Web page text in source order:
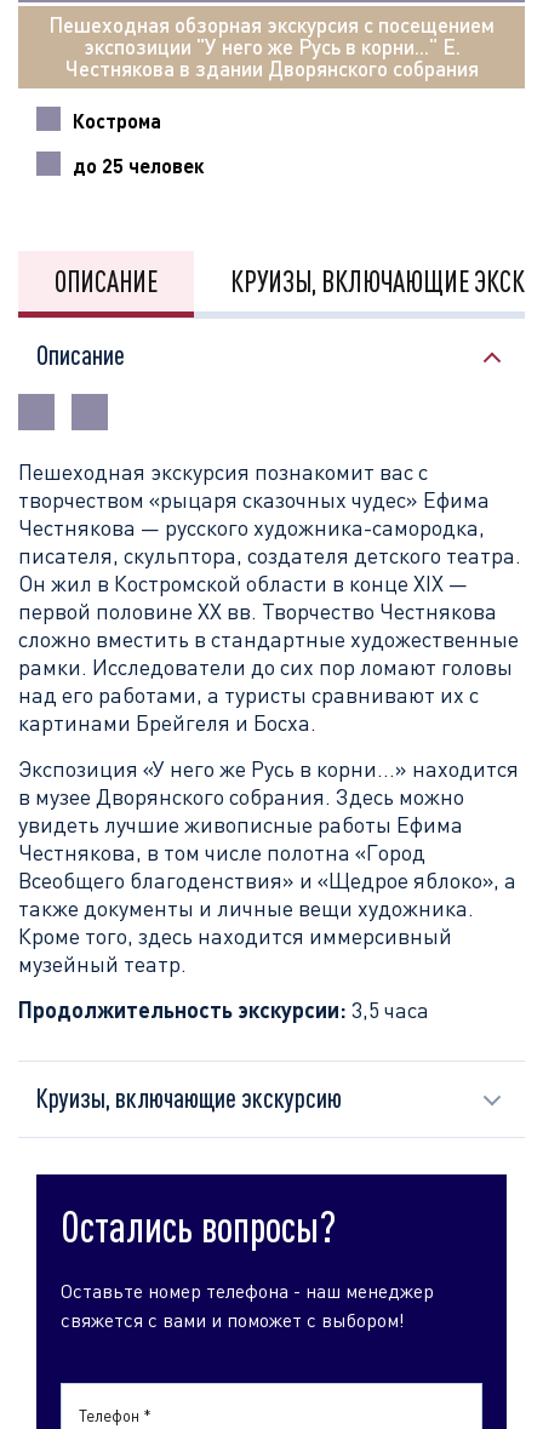
Пешеходная обзорная экскурсия с посещением
экспозиции "У него же Русь в корни..." Е.
Честнякова в здании Дворянского собрания
Кострома
до 25 человек
ОПИСАНИЕ КРУИЗЫ, ВКЛЮЧАЮЩИЕ
Описание
Пешеходная экскурсия познакомит вас с
творчеством «рыцаря сказочных чудес» Ефима
Честнякова — русского художника-самородка,
писателя, скульптора, создателя детского театра.
Он жил в Костромской области в конце XIX —
первой половине XX вв. Творчество Честнякова
сложно вместить в стандартные художественные
рамки. Исследователи до сих пор ломают головы
над его работами, а туристы сравнивают их с
картинами Брейгеля и Босха.
Экспозиция «У него же Русь в корни...» находится
в музее Дворянского собрания. Здесь можно
увидеть лучшие живописные работы Ефима
Честнякова, в том числе полотна «Город
Всеобщего благоденствия» и «Щедрое яблоко», а
также документы и личные вещи художника.
Кроме того, здесь находится иммерсивный
музейный театр.
Продолжительность экскурсии: 3,5 часа
Круизы, включающие экскурсию
Остались вопросы?
Оставьте номер телефона - наш менеджер
свяжется с вами и поможет с выбором!
Телефон *